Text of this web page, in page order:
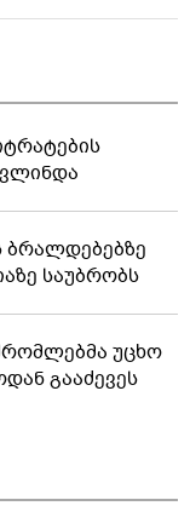
ბრალდებებზე
საუბრობს
უცხო
გააძევეს